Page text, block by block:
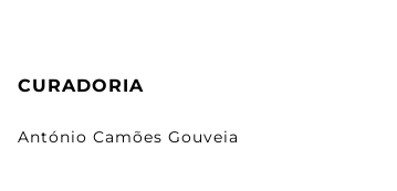
CURADORIA
António Camões Gouveia